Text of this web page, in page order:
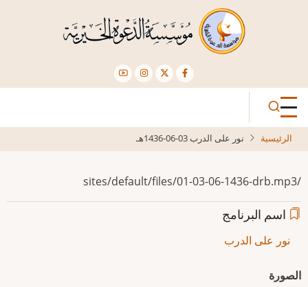
الرئيسية نور على الدرب 03-06-1436هـ
/sites/default/files/01-03-06-1436-drb.mp3
اسم البرنامج
نور على الدرب
الصورة